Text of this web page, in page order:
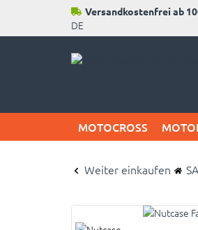
Versandkostenfrei ab
DE
MOTOCROSS
Weiter einkaufen